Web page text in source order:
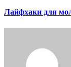
Лайфхаки для